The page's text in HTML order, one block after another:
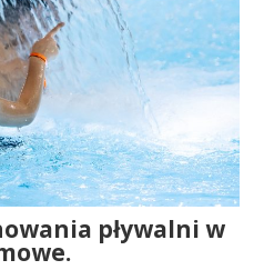
pływalni w